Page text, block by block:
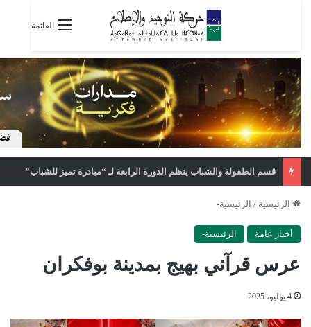
القائمة
قسم الطفولة والشباب ينظم الدورة الرابعة لـ “مبادرة تميز للشباب”
الرئيسية / الرئيسية-
أخبار عامة الرئيسية-
عرس قرآني بهيج بمدينة بوفكران
4 يوليو، 2025